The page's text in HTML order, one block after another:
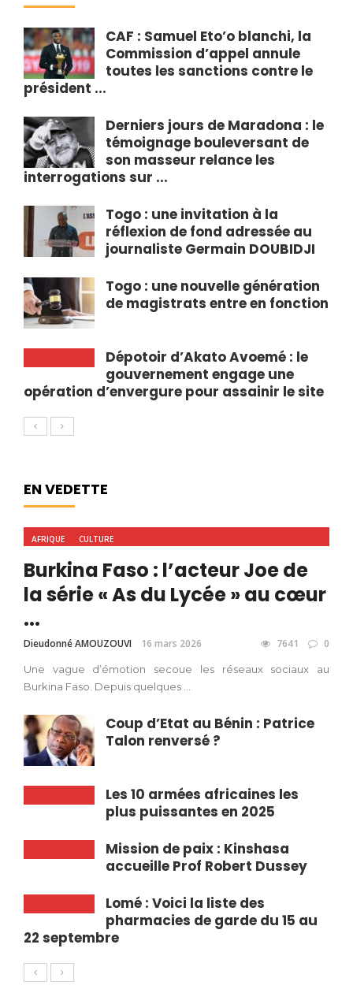
CAF : Samuel Eto’o blanchi, la
Commission d’appel annule
toutes les sanctions contre le
président ...
Derniers jours de Maradona : le
témoignage bouleversant de
son masseur relance les
interrogations sur ...
Togo : une invitation à la
réflexion de fond adressée au
journaliste Germain DOUBIDJI
Togo : une nouvelle génération
de magistrats entre en fonction
Dépotoir d’Akato Avoemé : le
gouvernement engage une
opération d’envergure pour assainir le site
EN VEDETTE
AFRIQUE CULTURE
Burkina Faso : l’acteur Joe de
la série « As du Lycée » au cœur
...
Dieudonné AMOUZOUVI 16 mars 2026 7641 0
Une vague d’émotion secoue les réseaux sociaux au
Burkina Faso. Depuis quelques ...
Coup d’Etat au Bénin : Patrice
Talon renversé ?
Les 10 armées africaines les
plus puissantes en 2025
Mission de paix : Kinshasa
accueille Prof Robert Dussey
Lomé : Voici la liste des
pharmacies de garde du 15 au
22 septembre